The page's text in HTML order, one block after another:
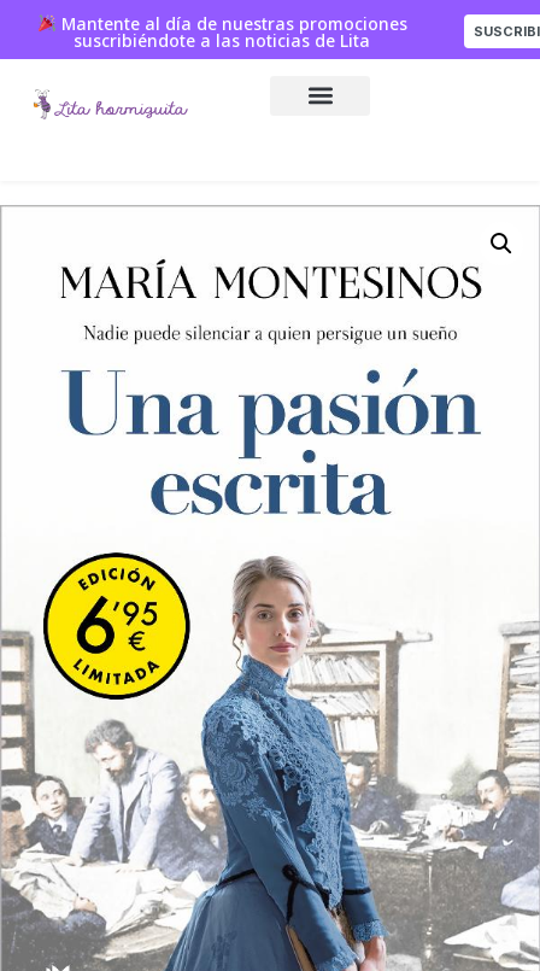
Mantente al día de nuestras promociones
suscribiéndote a las noticias de Lita